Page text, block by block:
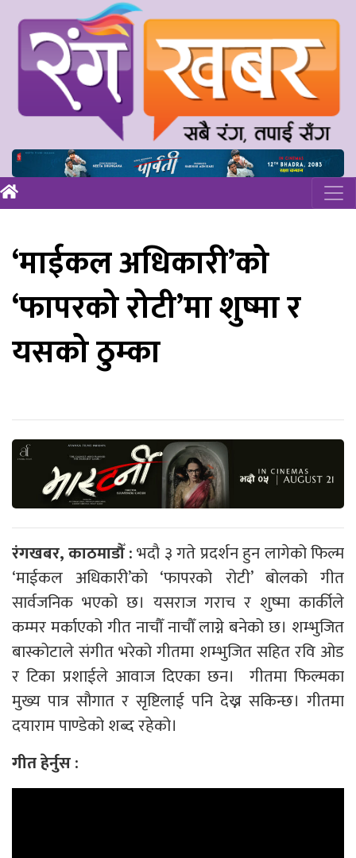
‘माईकल अधिकारी’को
‘फापरको रोटी’मा शुष्मा र
यसको ठुम्का
रंगखबर, काठमाडौँ :भदौ ३ गते प्रदर्शन हुन लागेको फिल्म
‘माईकल अधिकारी’को ‘फापरको रोटी’बोलको गीत
सार्वजनिक भएको छ। यसराज गराच र शुष्मा कार्कीले
कम्मर मर्काएको गीत नाचौँ नाचौँ लाग्ने बनेको छ। शम्भुजित
बास्कोटाले संगीत भरेको गीतमा शम्भुजित सहित रवि ओड
र टिका प्रशाईले आवाज दिएका छन। गीतमा फिल्मका
मुख्य पात्र सौगात र सृष्टिलाई पनि देख्न सकिन्छ। गीतमा
दयाराम पाण्डेको शब्द रहेको।
गीत हेर्नुस :